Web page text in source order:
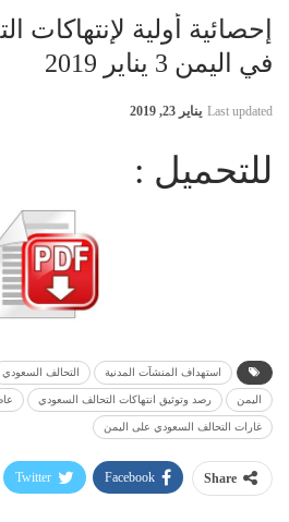
إحصائية أولية لإنتهاكات
في اليمن 3 يناير 2019
Last updated يناير 23, 2019
للتحميل :
استهداف المنشآت المدنية التحالف السعودي
اليمن رصد وتوثيق انتهاكات التحالف السعودي
غارات التحالف السعودي على اليمن
Share
Facebook
Twitter